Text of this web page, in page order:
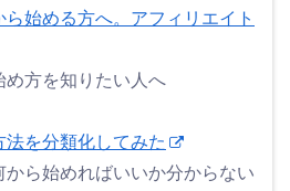
ら始める方へ。アフィリエイト
方を知りたい人へ
を分類化してみた
ら始めればいいか分からない